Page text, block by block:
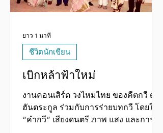
เบิกหล้าฟ้าใหม่
งานคอนเสิร์ต วงไหมไทย ของคีตกวี ดนู
ฮันตระกูล ร่วมกับการร่ายบทกวี โดยให้
“คำกวี” เสียงดนตรี ภาพ แสง และการ
ชีวิตนักเขียน
ยาว 1 นาที